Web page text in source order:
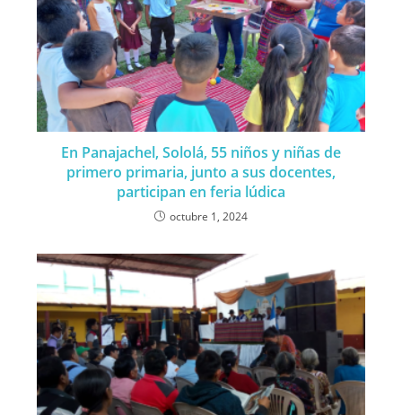
En Panajachel, Sololá, 55 niños y niñas de
primero primaria, junto a sus docentes,
participan en feria lúdica
octubre 1, 2024